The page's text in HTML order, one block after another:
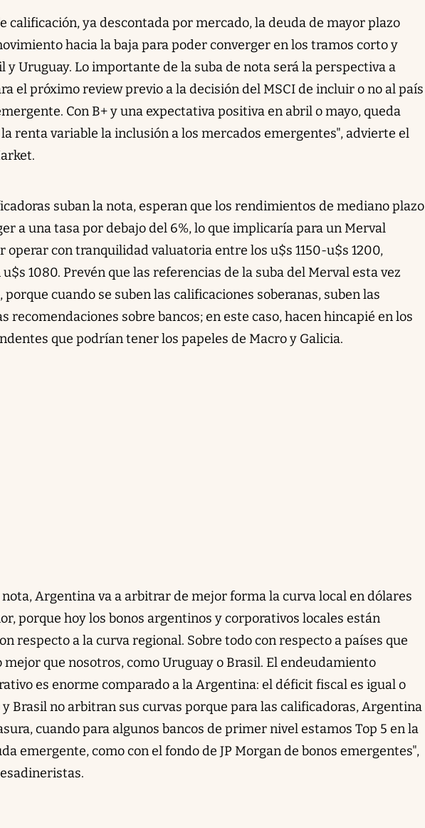
calificación, ya descontada por mercado, la deuda de mayor plazo
hacia la baja para poder converger en los tramos corto y
y Uruguay. Lo importante de la suba de nota será la perspectiva a
el próximo review previo a la decisión del MSCI de incluir o no al país
Con B+ y una expectativa positiva en abril o mayo, queda
renta variable la inclusión a los mercados emergentes", advierte el
suban la nota, esperan que los rendimientos de mediano plazo
a una tasa por debajo del 6%, lo que implicaría para un Merval
operar con tranquilidad valuatoria entre los u$s 1150-u$s 1200,
1080. Prevén que las referencias de la suba del Merval esta vez
porque cuando se suben las calificaciones soberanas, suben las
recomendaciones sobre bancos; en este caso, hacen hincapié en los
que podrían tener los papeles de Macro y Galicia.
nota, Argentina va a arbitrar de mejor forma la curva local en dólares
porque hoy los bonos argentinos y corporativos locales están
respecto a la curva regional. Sobre todo con respecto a países que
mejor que nosotros, como Uruguay o Brasil. El endeudamiento
es enorme comparado a la Argentina: el déficit fiscal es igual o
Brasil no arbitran sus curvas porque para las calificadoras, Argentina
cuando para algunos bancos de primer nivel estamos Top 5 en la
emergente, como con el fondo de JP Morgan de bonos emergentes",